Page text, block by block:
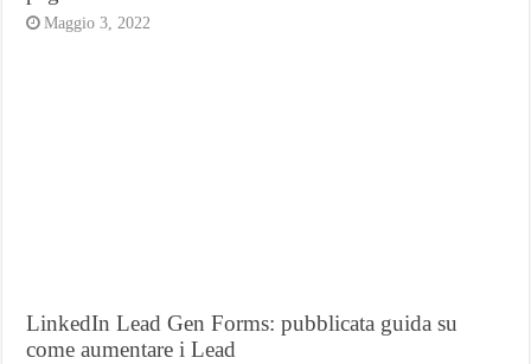
Maggio 3, 2022
LinkedIn Lead Gen Forms: pubblicata guida su
come aumentare i Lead